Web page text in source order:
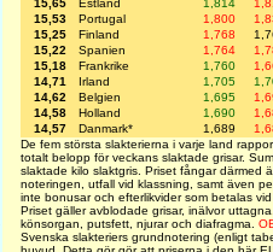
15,65
Estland 1,814
15,53
Portugal 1,800
15,25
Finland 1,768
15,22
Spanien 1,764
15,18
Frankrike 1,760
14,71
Irland 1,705
14,62
Belgien 1,695
14,58
Holland 1,690
14,57
Danmark* 1,689
De fem största slakterierna i varje land
totalt belopp för veckans slaktade grisar.
slaktade kilo slaktgris. Priset fångar därmed
noteringen, utfall vid klassning, samt även
inte bonusar och efterlikvider som betalas
Priset gäller avblodade grisar, inälvor
könsorgan, putsfett, njurar och diafragma.
Svenska slakteriers grundnotering (enligt